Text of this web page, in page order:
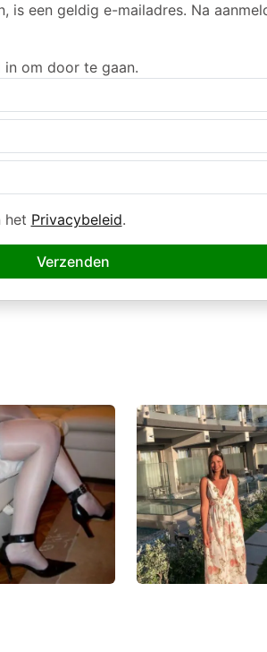
een geldig e-mailadres. Na
om door te gaan.
Privacybeleid.
Verzenden